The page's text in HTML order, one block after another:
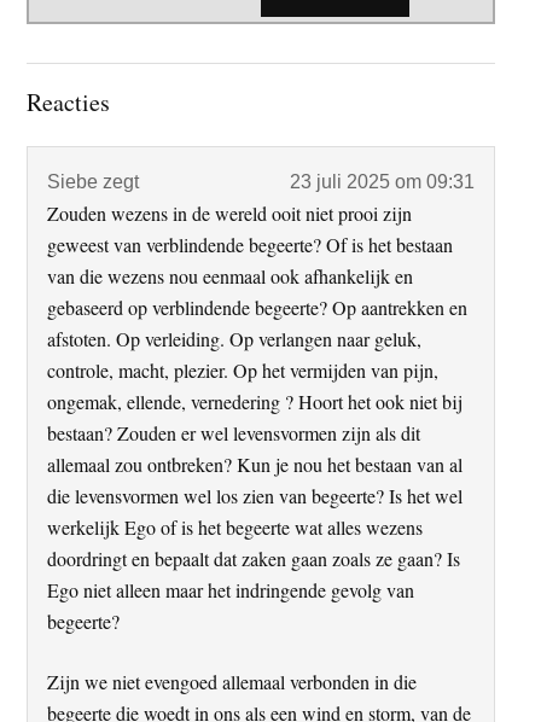
Lees
Reacties
Siebe zegt 23 juli 2025 om 09:31
Zouden wezens in de wereld ooit niet prooi zijn
geweest van verblindende begeerte? Of is het bestaan
van die wezens nou eenmaal ook afhankelijk en
gebaseerd op verblindende begeerte? Op aantrekken en
afstoten. Op verleiding. Op verlangen naar geluk,
controle, macht, plezier. Op het vermijden van pijn,
ongemak, ellende, vernedering ? Hoort het ook niet bij
bestaan? Zouden er wel levensvormen zijn als dit
allemaal zou ontbreken? Kun je nou het bestaan van al
die levensvormen wel los zien van begeerte? Is het wel
werkelijk Ego of is het begeerte wat alles wezens
doordringt en bepaalt dat zaken gaan zoals ze gaan? Is
Ego niet alleen maar het indringende gevolg van
begeerte?
Zijn we niet evengoed allemaal verbonden in die
begeerte die woedt in ons als een wind en storm, van de